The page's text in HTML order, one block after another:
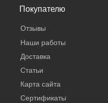
Покупателю
Отзывы
Наши работы
Доставка
Статьи
Карта сайта
Сертификаты